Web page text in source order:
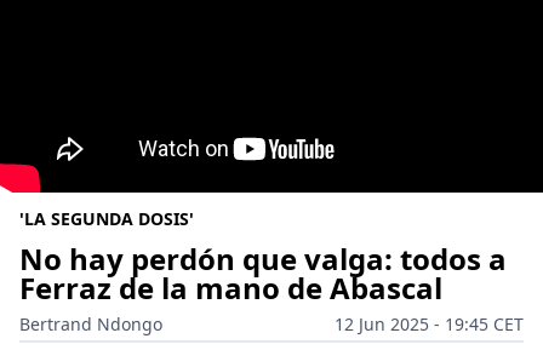
'LA SEGUNDA DOSIS'
No hay perdón que valga: todos a
Ferraz de la mano de Abascal
Bertrand Ndongo
12 Jun 2025 - 19:45 CET